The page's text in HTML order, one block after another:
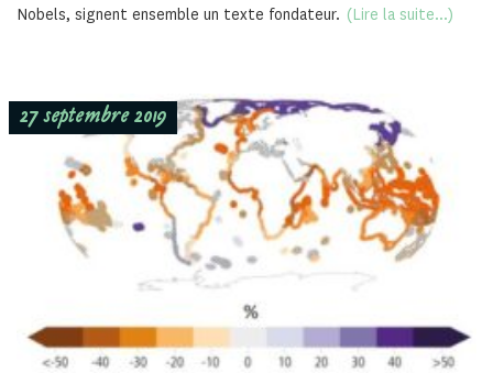
Nobels, signent ensemble un texte fondateur. (Lire la suite...)
27 septembre 2019